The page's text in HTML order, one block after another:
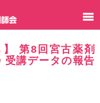
】 第8回宮古薬剤
受講データの報告